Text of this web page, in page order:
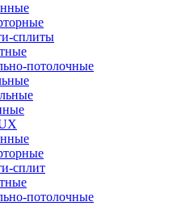
сплиты
потолочные
сплит
потолочные